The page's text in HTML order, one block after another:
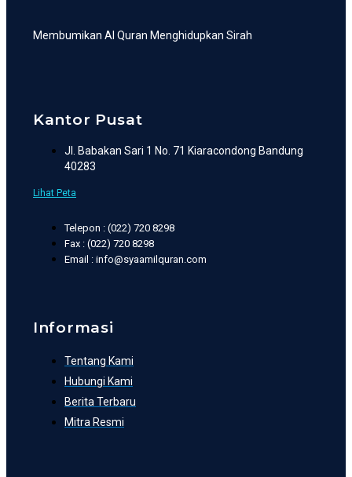
Membumikan Al Quran Menghidupkan Sirah
Kantor Pusat
Jl. Babakan Sari 1 No. 71 Kiaracondong Bandung
40283
Lihat Peta
Telepon : (022) 720 8298
Fax : (022) 720 8298
Email : info@syaamilquran.com
Informasi
Tentang Kami
Hubungi Kami
Berita Terbaru
Mitra Resmi